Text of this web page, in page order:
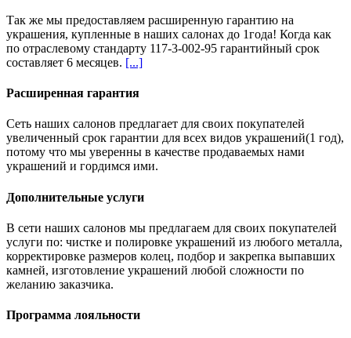
Так же мы предоставляем расширенную гарантию на
украшения, купленные в наших салонах до 1года! Когда как
по отраслевому стандарту 117-3-002-95 гарантийный срок
составляет 6 месяцев. [...]
Расширенная гарантия
Сеть наших салонов предлагает для своих покупателей
увеличенный срок гарантии для всех видов украшений(1 год),
потому что мы уверенны в качестве продаваемых нами
украшений и гордимся ими.
Дополнительные услуги
В сети наших салонов мы предлагаем для своих покупателей
услуги по: чистке и полировке украшений из любого металла,
корректировке размеров колец, подбор и закрепка выпавших
камней, изготовление украшений любой сложности по
желанию заказчика.
Программа лояльности